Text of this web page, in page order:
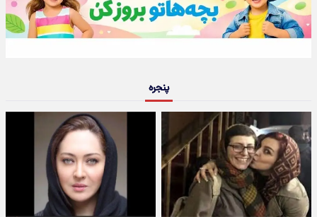
پنجره